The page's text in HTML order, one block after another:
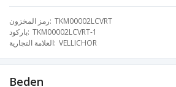
رمز المخزون TKM00002LCVRT
باركود TKM00002LCVRT-1
العلامة التجارية VELLICHOR
Beden